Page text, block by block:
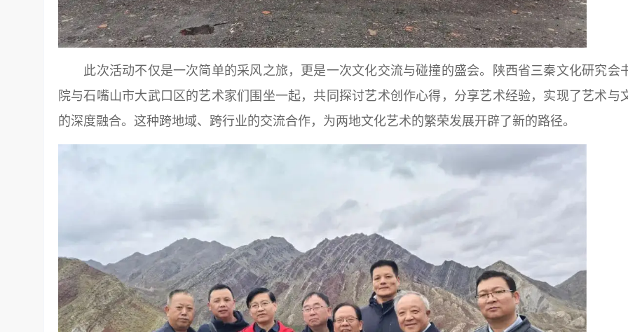
此次活动不仅是一次简单的采风之旅，更是一次文化交流与碰撞的盛会。陕西省三秦文化研究会
院与石嘴山市大武口区的艺术家们围坐一起，共同探讨艺术创作心得，分享艺术经验，实现了艺术与
的深度融合。这种跨地域、跨行业的交流合作，为两地文化艺术的繁荣发展开辟了新的路径。